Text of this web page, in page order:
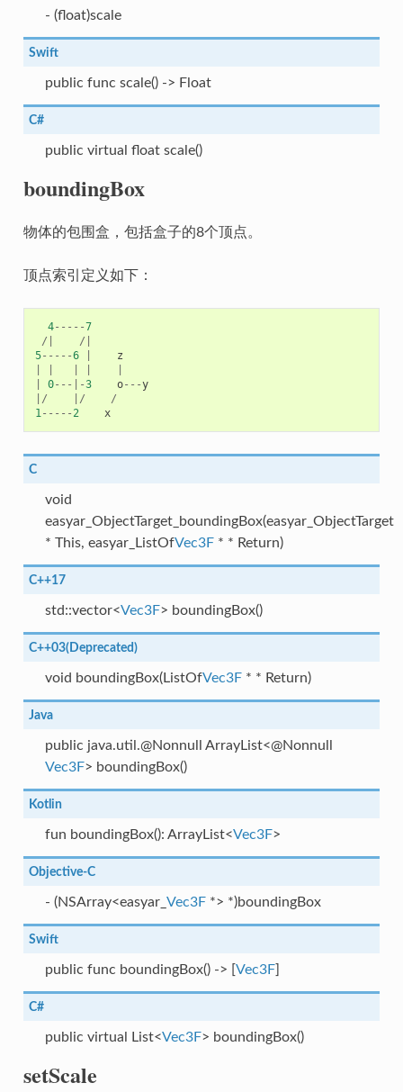
- (float)scale
Swift
public func scale() -> Float
C#
public virtual float scale()
boundingBox
物体的包围盒，包括盒子的8个顶点。
顶点索引定义如下：
4-----7
/|
/|
5-----6
z
0---|-3 o---y
|/
|/
/
1-----2 x
C
void
easyar_ObjectTarget_boundingBox(easyar_ObjectTarget
* This, easyar_ListOfVec3F* * Return)
C++17
std::vector<Vec3F> boundingBox()
C++03(Deprecated)
void boundingBox(ListOfVec3F* * Return)
Java
public java.util.@Nonnull ArrayList<@Nonnull
Vec3F> boundingBox()
Kotlin
fun boundingBox(): ArrayList<Vec3F>
Objective-C
- (NSArray<easyar_ Vec3F*> *)boundingBox
Swift
public func boundingBox() -> [Vec3F]
C#
public virtual List<Vec3F> boundingBox()
setScale